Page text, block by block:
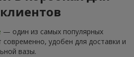
— один из самых популярных
удобен для доставки и
вазы.